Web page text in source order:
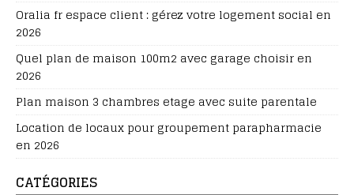
Oralia fr espace client : gérez votre logement social en
2026
Quel plan de maison 100m2 avec garage choisir en
2026
Plan maison 3 chambres etage avec suite parentale
Location de locaux pour groupement parapharmacie
en 2026
CATÉGORIES